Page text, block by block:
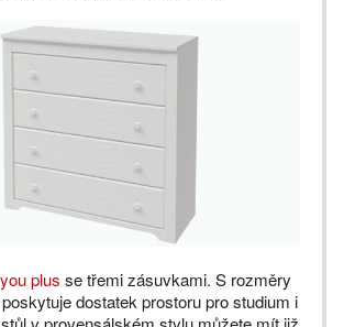
plus se třemi zásuvkami. S rozměry
dostatek prostoru pro studium i